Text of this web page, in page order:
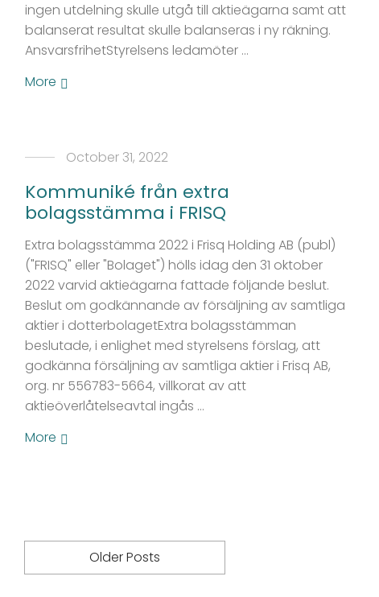
ingen utdelning skulle utgå till aktieägarna samt att
balanserat resultat skulle balanseras i ny räkning.
AnsvarsfrihetStyrelsens ledamöter …
More
October 31, 2022
Kommuniké från extra
bolagsstämma i FRISQ
Extra bolagsstämma 2022 i Frisq Holding AB (publ)
("FRISQ" eller "Bolaget") hölls idag den 31 oktober
2022 varvid aktieägarna fattade följande beslut.
Beslut om godkännande av försäljning av samtliga
aktier i dotterbolagetExtra bolagsstämman
beslutade, i enlighet med styrelsens förslag, att
godkänna försäljning av samtliga aktier i Frisq AB,
org. nr 556783-5664, villkorat av att
aktieöverlåtelseavtal ingås …
More
Older Posts